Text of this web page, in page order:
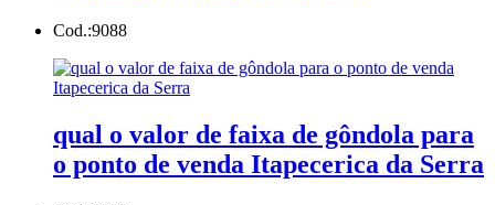
Cod.:9088
qual o valor de faixa de gôndola para
o ponto de venda Itapecerica da Serra